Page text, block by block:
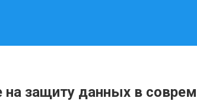
защиту данных в